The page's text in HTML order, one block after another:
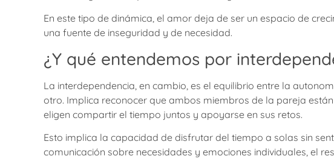
En este tipo de dinámica, el amor deja de ser un espacio de
una fuente de inseguridad y de necesidad.
¿Y qué entendemos por
La interdependencia, en cambio, es el equilibrio entre la
otro. Implica reconocer que ambos miembros de la pareja
eligen compartir el tiempo juntos y apoyarse en sus retos.
Esto implica la capacidad de disfrutar del tiempo a solas sin
comunicación sobre necesidades y emociones individuales, el